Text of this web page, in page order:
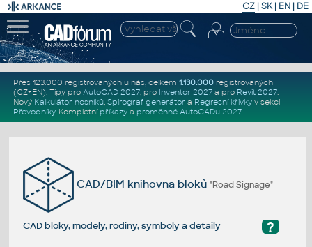
CZ | SK| EN | DE
Přes 123.000 registrovaných u nás, celkem 1.130.000registrovaných
(CZ+EN). Tipy pro AutoCAD 2027, pro Inventor 2027a pro Revit 2027.
Nový Kalkulátor nosníků, Spirograf generátor a Regresní křivkyv sekci
Převodníky. Kompletní příkazya proměnné AutoCADu 2027.
CAD/BIM knihovna bloků"Road Signage"
?
CAD bloky, modely, rodiny, symboly a detaily